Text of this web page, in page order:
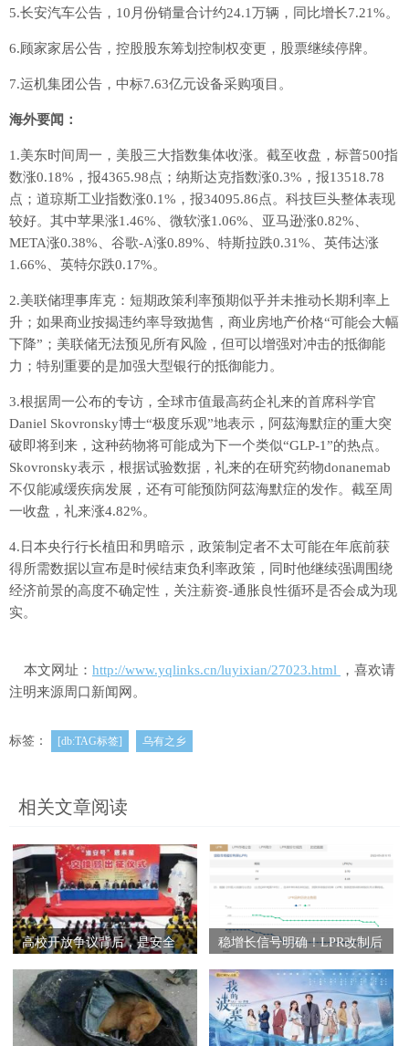
5.长安汽车公告，10月份销量合计约24.1万辆，同比增长7.21%。
6.顾家家居公告，控股股东筹划控制权变更，股票继续停牌。
7.运机集团公告，中标7.63亿元设备采购项目。
海外要闻：
1.美东时间周一，美股三大指数集体收涨。截至收盘，标普500指
数涨0.18%，报4365.98点；纳斯达克指数涨0.3%，报13518.78
点；道琼斯工业指数涨0.1%，报34095.86点。科技巨头整体表现
较好。其中苹果涨1.46%、微软涨1.06%、亚马逊涨0.82%、
META涨0.38%、谷歌-A涨0.89%、特斯拉跌0.31%、英伟达涨
1.66%、英特尔跌0.17%。
2.美联储理事库克：短期政策利率预期似乎并未推动长期利率上
升；如果商业按揭违约率导致抛售，商业房地产价格“可能会大幅
下降”；美联储无法预见所有风险，但可以增强对冲击的抵御能
力；特别重要的是加强大型银行的抵御能力。
3.根据周一公布的专访，全球市值最高药企礼来的首席科学官
Daniel Skovronsky博士“极度乐观”地表示，阿茲海默症的重大突
破即将到来，这种药物将可能成为下一个类似“GLP-1”的热点。
Skovronsky表示，根据试验数据，礼来的在研究药物donanemab
不仅能减缓疾病发展，还有可能预防阿茲海默症的发作。截至周
一收盘，礼来涨4.82%。
4.日本央行行长植田和男暗示，政策制定者不太可能在年底前获
得所需数据以宣布是时候结束负利率政策，同时他继续强调围绕
经济前景的高度不确定性，关注薪资-通胀良性循环是否会成为现
实。
本文网址： http://www.yqlinks.cn/luyixian/27023.html
，喜欢请
注明来源周口新闻网。
标签： [db:TAG标签] 乌有之乡
相关文章阅读
高校开放争议背后，是安全
稳增长信号明确！LPR改制后